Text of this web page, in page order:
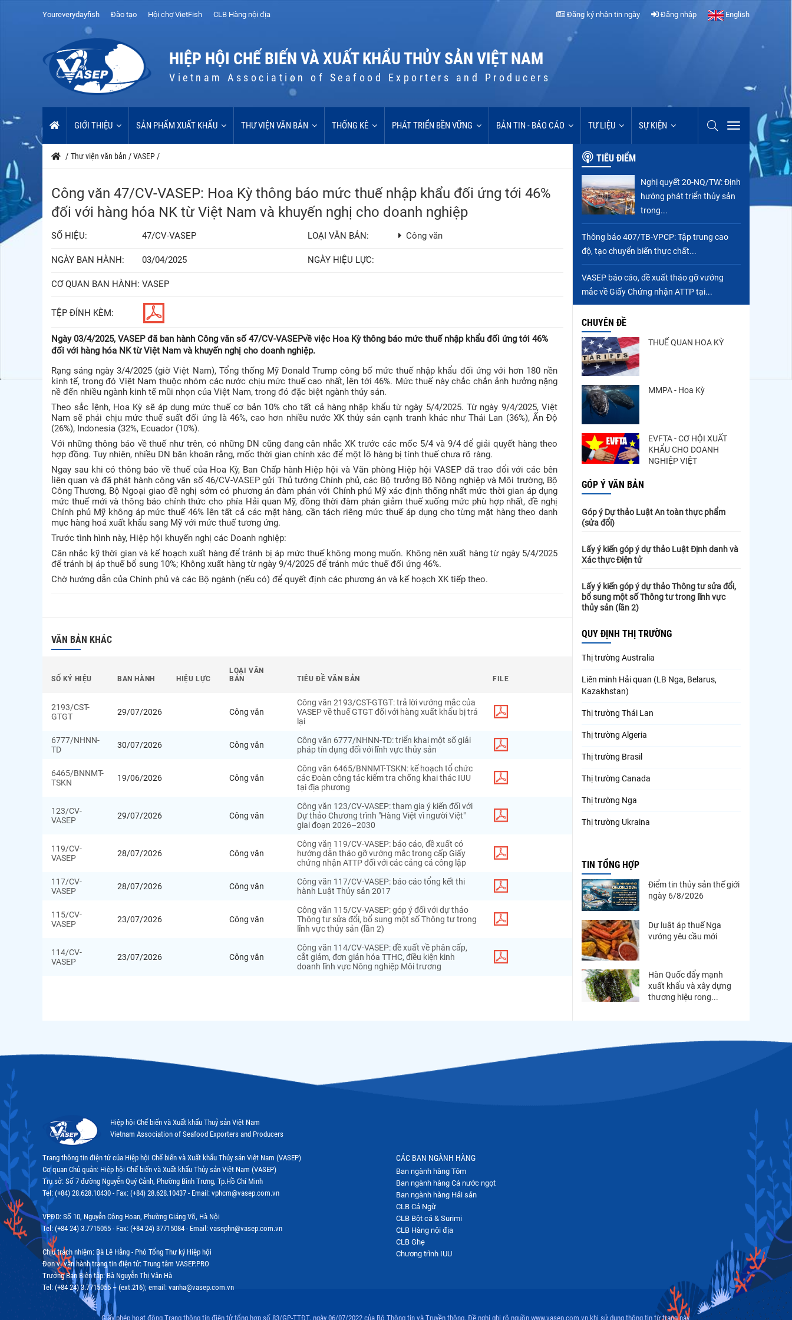
Youreverydayfish Đào tạo Hội chợ VietFish CLB Hàng nội địa Đăng ký nhận tin ngày Đăng nhập English
HIỆP HỘI CHẾ BIẾN VÀ XUẤT KHẨU THỦY SẢN VIỆT NAM
Vietnam Association of Seafood Exporters and Producers
GIỚI THIỆU SẢN PHẨM XUẤT KHẨU THƯ VIỆN VĂN BẢN THỐNG KÊ PHÁT TRIỂN BỀN VỮNG BẢN TIN - BÁO CÁO TƯ LIỆU SỰ KIỆN
/ Thư viện văn bản /VASEP /
Công văn 47/CV-VASEP: Hoa Kỳ thông báo mức thuế nhập khẩu đối ứng tới 46%
đối với hàng hóa NK từ Việt Nam và khuyến nghị cho doanh nghiệp
SỐ HIỆU: 47/CV-VASEP LOẠI VĂN BẢN: Công văn
NGÀY BAN HÀNH: 03/04/2025 NGÀY HIỆU LỰC:
CƠ QUAN BAN HÀNH: VASEP
TỆP ĐÍNH KÈM:
Ngày 03/4/2025, VASEP đã ban hành Công văn số 47/CV-VASEPvề việc Hoa Kỳ thông báo mức thuế nhập khẩu đối ứng tới 46%
đối với hàng hóa NK từ Việt Nam và khuyến nghị cho doanh nghiệp.
Rạng sáng ngày 3/4/2025 (giờ Việt Nam), Tổng thống Mỹ Donald Trump công bố mức thuế nhập khẩu đối ứng với hơn 180 nền
kinh tế, trong đó Việt Nam thuộc nhóm các nước chịu mức thuế cao nhất, lên tới 46%. Mức thuế này chắc chắn ảnh hưởng nặng
nề đến nhiều ngành kinh tế mũi nhọn của Việt Nam, trong đó đặc biệt ngành thủy sản.
Theo sắc lệnh, Hoa Kỳ sẽ áp dụng mức thuế cơ bản 10% cho tất cả hàng nhập khẩu từ ngày 5/4/2025. Từ ngày 9/4/2025, Việt
Nam sẽ phải chịu mức thuế suất đối ứng là 46%, cao hơn nhiều nước XK thủy sản cạnh tranh khác như Thái Lan (36%), Ấn Độ
(26%), Indonesia (32%, Ecuador (10%).
Với những thông báo về thuế như trên, có những DN cũng đang cân nhắc XK trước các mốc 5/4 và 9/4 để giải quyết hàng theo
hợp đồng. Tuy nhiên, nhiều DN băn khoăn rằng, mốc thời gian chính xác để một lô hàng bị tính thuế chưa rõ ràng.
Ngay sau khi có thông báo về thuế của Hoa Kỳ, Ban Chấp hành Hiệp hội và Văn phòng Hiệp hội VASEP đã trao đổi với các bên
liên quan và đã phát hành công văn số 46/CV-VASEP gửi Thủ tướng Chính phủ, các Bộ trưởng Bộ Nông nghiệp và Môi trường, Bộ
Công Thương, Bộ Ngoại giao đề nghị sớm có phương án đàm phán với Chính phủ Mỹ xác định thống nhất mức thời gian áp dụng
mức thuế mới và thông báo chính thức cho phía Hải quan Mỹ, đồng thời đàm phán giảm thuế xuống mức phù hợp nhất, đề nghị
Chính phủ Mỹ không áp mức thuế 46% lên tất cả các mặt hàng, cần tách riêng mức thuế áp dụng cho từng mặt hàng theo danh
mục hàng hoá xuất khẩu sang Mỹ với mức thuế tương ứng.
Trước tình hình này, Hiệp hội khuyến nghị các Doanh nghiệp:
Cân nhắc kỹ thời gian và kế hoạch xuất hàng để tránh bị áp mức thuế không mong muốn. Không nên xuất hàng từ ngày 5/4/2025
để tránh bị áp thuế bổ sung 10%; Không xuất hàng từ ngày 9/4/2025 để tránh mức thuế đối ứng 46%.
Chờ hướng dẫn của Chính phủ và các Bộ ngành (nếu có) để quyết định các phương án và kế hoạch XK tiếp theo.
VĂN BẢN KHÁC
SỐ KÝ HIỆU BAN HÀNH HIỆU LỰC
LOẠI VĂN
BẢN
TIÊU ĐỀ VĂN BẢN FILE
2193/CST-
GTGT
29/07/2026 Công văn
Công văn 2193/CST-GTGT: trả lời vướng mắc của
VASEP về thuế GTGT đối với hàng xuất khẩu bị trả
lại
6777/NHNN-
TD
30/07/2026 Công văn
Công văn 6777/NHNN-TD: triển khai một số giải
pháp tín dụng đối với lĩnh vực thủy sản
6465/BNNMT-
TSKN
19/06/2026 Công văn
Công văn 6465/BNNMT-TSKN: kế hoạch tổ chức
các Đoàn công tác kiểm tra chống khai thác IUU
tại địa phương
123/CV-
VASEP
29/07/2026 Công văn
Công văn 123/CV-VASEP: tham gia ý kiến đối với
Dự thảo Chương trình "Hàng Việt vì người Việt"
giai đoạn 2026–2030
119/CV-
VASEP
28/07/2026 Công văn
Công văn 119/CV-VASEP: báo cáo, đề xuất có
hướng dẫn tháo gỡ vướng mắc trong cấp Giấy
chứng nhận ATTP đối với các cảng cá công lập
117/CV-
VASEP
28/07/2026 Công văn
Công văn 117/CV-VASEP: báo cáo tổng kết thi
hành Luật Thủy sản 2017
115/CV-
VASEP
23/07/2026 Công văn
Công văn 115/CV-VASEP: góp ý đối với dự thảo
Thông tư sửa đổi, bổ sung một số Thông tư trong
lĩnh vực thủy sản (lần 2)
114/CV-
VASEP
23/07/2026 Công văn
Công văn 114/CV-VASEP: đề xuất về phân cấp,
cắt giảm, đơn giản hóa TTHC, điều kiện kinh
doanh lĩnh vực Nông nghiệp Môi trương
TIÊU ĐIỂM
Nghị quyết 20-NQ/TW: Định
hướng phát triển thủy sản
trong...
Thông báo 407/TB-VPCP: Tập trung cao
độ, tạo chuyển biến thực chất...
VASEP báo cáo, đề xuất tháo gỡ vướng
mắc về Giấy Chứng nhận ATTP tại...
CHUYÊN ĐỀ
THUẾ QUAN HOA KỲ
MMPA - Hoa Kỳ
EVFTA - CƠ HỘI XUẤT
KHẨU CHO DOANH
NGHIỆP VIỆT
GÓP Ý VĂN BẢN
Góp ý Dự thảo Luật An toàn thực phẩm
(sửa đổi)
Lấy ý kiến góp ý dự thảo Luật Định danh và
Xác thực Điện tử
Lấy ý kiến góp ý dự thảo Thông tư sửa đổi,
bổ sung một số Thông tư trong lĩnh vực
thủy sản (lần 2)
QUY ĐỊNH THỊ TRƯỜNG
Thị trường Australia
Liên minh Hải quan (LB Nga, Belarus,
Kazakhstan)
Thị trường Thái Lan
Thị trường Algeria
Thị trường Brasil
Thị trường Canada
Thị trường Nga
Thị trường Ukraina
Thị trường Trung Quốc
Thị trường Papua New Guinea
Thị trường New Zealand
Thị trường Đài Loan
Thị trường Hàn Quốc
Thị trường Mỹ
Thị trường EU
TIN TỔNG HỢP
Điểm tin thủy sản thế giới
ngày 6/8/2026
Dự luật áp thuế Nga
vướng yêu cầu mới
Hàn Quốc đẩy mạnh
xuất khẩu và xây dựng
thương hiệu rong...
Hiệp hội Chế biến và Xuất khẩu Thuỷ sản Việt Nam
Vietnam Association of Seafood Exporters and Producers
Trang thông tin điện tử của Hiệp hội Chế biến và Xuất khẩu Thủy sản Việt Nam (VASEP)
Cơ quan Chủ quản: Hiệp hội Chế biến và Xuất khẩu Thủy sản Việt Nam (VASEP)
Trụ sở: Số 7 đường Nguyễn Quý Cảnh, Phường Bình Trưng, Tp.Hồ Chí Minh
Tel: (+84) 28.628.10430 - Fax: (+84) 28.628.10437 - Email: vphcm@vasep.com.vn
VPĐD: Số 10, Nguyễn Công Hoan, Phường Giảng Võ, Hà Nội
Tel: (+84 24) 3.7715055 - Fax: (+84 24) 37715084 - Email: vasephn@vasep.com.vn
Chịu trách nhiệm: Bà Lê Hằng - Phó Tổng Thư ký Hiệp hội
Đơn vị vận hành trang tin điện tử: Trung tâm VASEP.PRO
Trưởng Ban Biên tập: Bà Nguyễn Thị Vân Hà
Tel: (+84 24) 3.7715055 – (ext.216); email: vanha@vasep.com.vn
CÁC BAN NGÀNH HÀNG
Ban ngành hàng Tôm
Ban ngành hàng Cá nước ngọt
Ban ngành hàng Hải sản
CLB Cá Ngừ
CLB Bột cá & Surimi
CLB Hàng nội địa
CLB Ghẹ
Chương trình IUU
Giấy phép hoạt động Trang thông tin điện tử tổng hợp số 83/GP-TTĐT, ngày 06/07/2022 của Bộ Thông tin và Truyền thông. Đề nghị ghi rõ nguồn www.vasep.com.vn khi sử dụng thông tin từ trang này.